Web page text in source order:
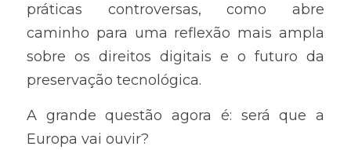
práticas controversas, como abre
caminho para uma reflexão mais ampla
sobre os direitos digitais e o futuro da
preservação tecnológica.
A grande questão agora é: será que a
Europa vai ouvir?